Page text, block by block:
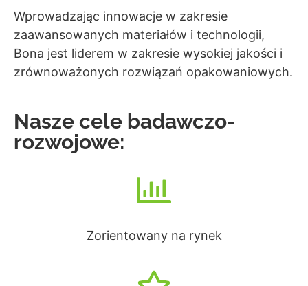
Wprowadzając innowacje w zakresie
zaawansowanych materiałów i technologii,
Bona jest liderem w zakresie wysokiej jakości i
zrównoważonych rozwiązań opakowaniowych.
Nasze cele badawczo-
rozwojowe:
Zorientowany na rynek